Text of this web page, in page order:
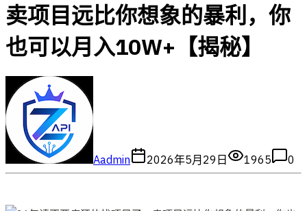
卖项目远比你想象的暴利，你
也可以月入10W+【揭秘】
Aadmin 2026年5月29日 1965 0